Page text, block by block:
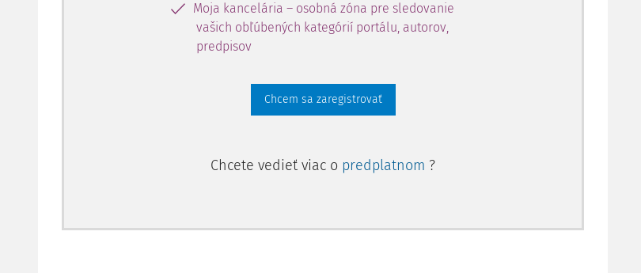
Moja kancelária – osobná zóna pre sledovanie
vašich obľúbených kategórií portálu, autorov,
predpisov
Chcem sa zaregistrovať
Chcete vedieť viac o predplatnom ?